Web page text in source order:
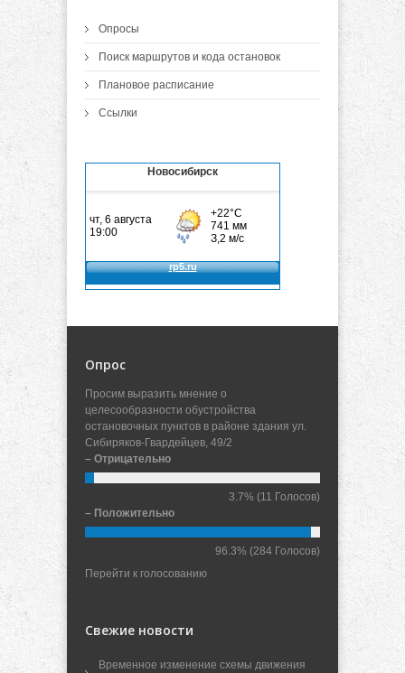
Опросы
Поиск маршрутов и кода остановок
Плановое расписание
Ссылки
Новосибирск
Опрос
Просим выразить мнение о
целесообразности обустройства
остановочных пунктов в районе здания ул.
Сибиряков-Гвардейцев, 49/2
– Отрицательно
3.7% (11 Голосов)
– Положительно
96.3% (284 Голосов)
Перейти к голосованию
Свежие новости
Временное изменение схемы движения